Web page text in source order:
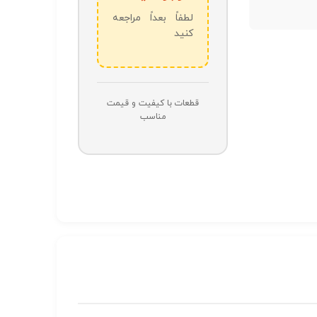
لطفاً بعداً مراجعه
کنید
قطعات با کیفیت و قیمت
مناسب